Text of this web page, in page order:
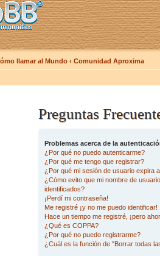
llamar al Mundo ‹ Comunidad Aproxima
Preguntas
Problemas acerca de la
¿Por qué no puedo autenticarme?
¿Por qué me tengo que registrar?
¿Por qué mi sesión de usuario expira
¿Cómo evito que mi nombre de
identificados?
¡Perdí mi contraseña!
Me registré ¡y no me puedo identificar!
Hace un tiempo me registré, ¡pero
¿Qué es COPPA?
¿Por qué no puedo registrarme?
¿Cuál es la función de "Borrar todas